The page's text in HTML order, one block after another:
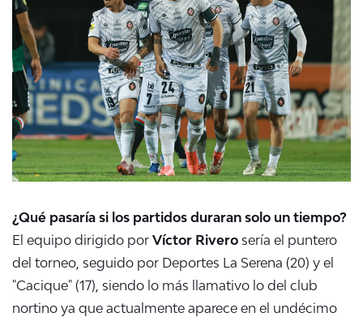
¿Qué pasaría si los partidos duraran solo un tiempo?
El equipo dirigido por Víctor Rivero sería el puntero
del torneo, seguido por Deportes La Serena (20) y el
"Cacique" (17), siendo lo más llamativo lo del club
nortino ya que actualmente aparece en el undécimo